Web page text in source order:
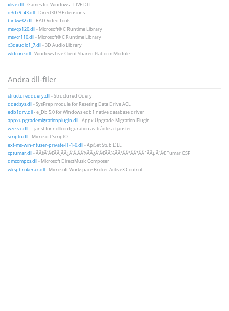
xlive.dll- Games for Windows - LIVE DLL
d3dx9_43.dll- Direct3D 9 Extensions
binkw32.dll- RAD Video Tools
msvcp120.dll- Microsoft® C Runtime Library
msvcr110.dll- Microsoft® C Runtime Library
x3daudio1_7.dll- 3D Audio Library
wldcore.dll- Windows Live Client Shared Platform Module
Andra dll-filer
structuredquery.dll- Structured Query
ddaclsys.dll- SysPrep module for Reseting Data Drive ACL
edb1drv.dll- e_Db 5.0 for Windows edb1 native database driver
appxupgrademigrationplugin.dll- Appx Upgrade Migration Plugin
wzcsvc.dll- Tjänst för nollkonfiguration av trådlösa tjänster
scripto.dll- Microsoft ScriptO
ext-ms-win-ntuser-private-l1-1-0.dll- ApiSet Stub DLL
cptumar.dll- ÃÂšÃ‘Â€ÃÂ¸ÃÂ¿Ã‘Â‚ÃÂ¾ÃÂ¿Ã‘Â€ÃÂ¾ÃÂ²ÃÂ°ÃÂ¹ÃÂ´ÃÂµÃ‘Â€ Tumar CSP
dmcompos.dll- Microsoft DirectMusic Composer
wkspbrokerax.dll- Microsoft Workspace Broker ActiveX Control